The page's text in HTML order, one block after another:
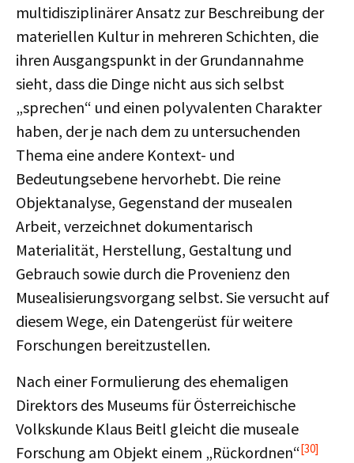
multidisziplinärer Ansatz zur Beschreibung der
materiellen Kultur in mehreren Schichten, die
ihren Ausgangspunkt in der Grundannahme
sieht, dass die Dinge nicht aus sich selbst
„sprechen“ und einen polyvalenten Charakter
haben, der je nach dem zu untersuchenden
Thema eine andere Kontext- und
Bedeutungsebene hervorhebt. Die reine
Objektanalyse, Gegenstand der musealen
Arbeit, verzeichnet dokumentarisch
Materialität, Herstellung, Gestaltung und
Gebrauch sowie durch die Provenienz den
Musealisierungsvorgang selbst. Sie versucht auf
diesem Wege, ein Datengerüst für weitere
Forschungen bereitzustellen.
Nach einer Formulierung des ehemaligen
Direktors des Museums für Österreichische
Volkskunde Klaus Beitl gleicht die museale
Forschung am Objekt einem „Rückordnen“[30]